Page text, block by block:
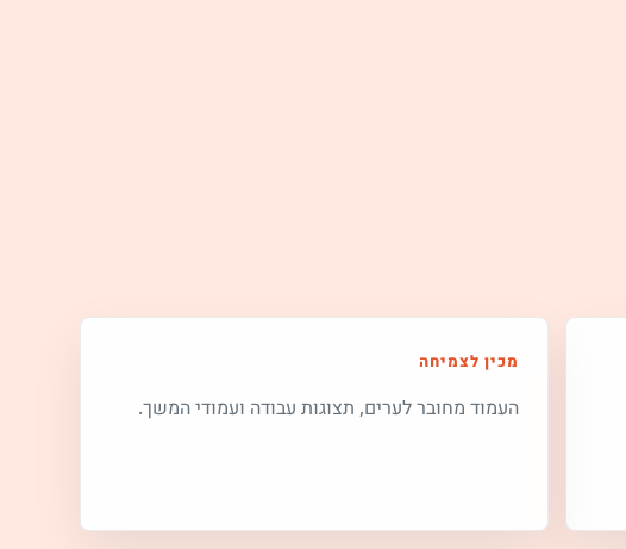
מכין לצמיחה
העמוד מחובר לערים, תצוגות עבודה ועמודי המשך.